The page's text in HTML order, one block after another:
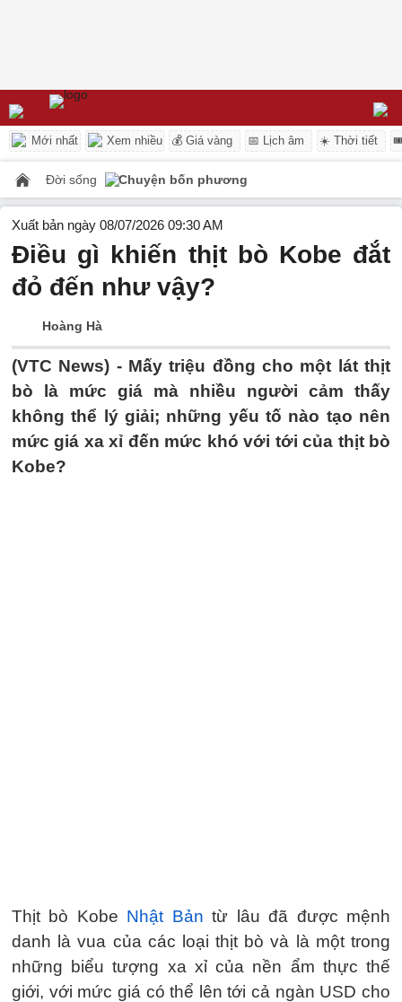
Mới nhất Xem nhiều 💰 Giá vàng 📅 Lịch âm ☀️ Thời tiết
Đời sống Chuyện bốn phương
Xuất bản ngày 08/07/2026 09:30 AM
Điều gì khiến thịt bò Kobe đắt
đỏ đến như vậy?
Hoàng Hà
(VTC News) - Mấy triệu đồng cho một lát thịt
bò là mức giá mà nhiều người cảm thấy
không thể lý giải; những yếu tố nào tạo nên
mức giá xa xỉ đến mức khó với tới của thịt bò
Kobe?
Thịt bò Kobe Nhật Bản từ lâu đã được mệnh
danh là vua của các loại thịt bò và là một trong
những biểu tượng xa xỉ của nền ẩm thực thế
giới, với mức giá có thể lên tới cả ngàn USD cho